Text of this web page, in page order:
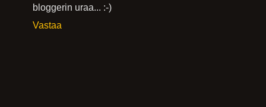
bloggerin uraa... :-)
Vastaa